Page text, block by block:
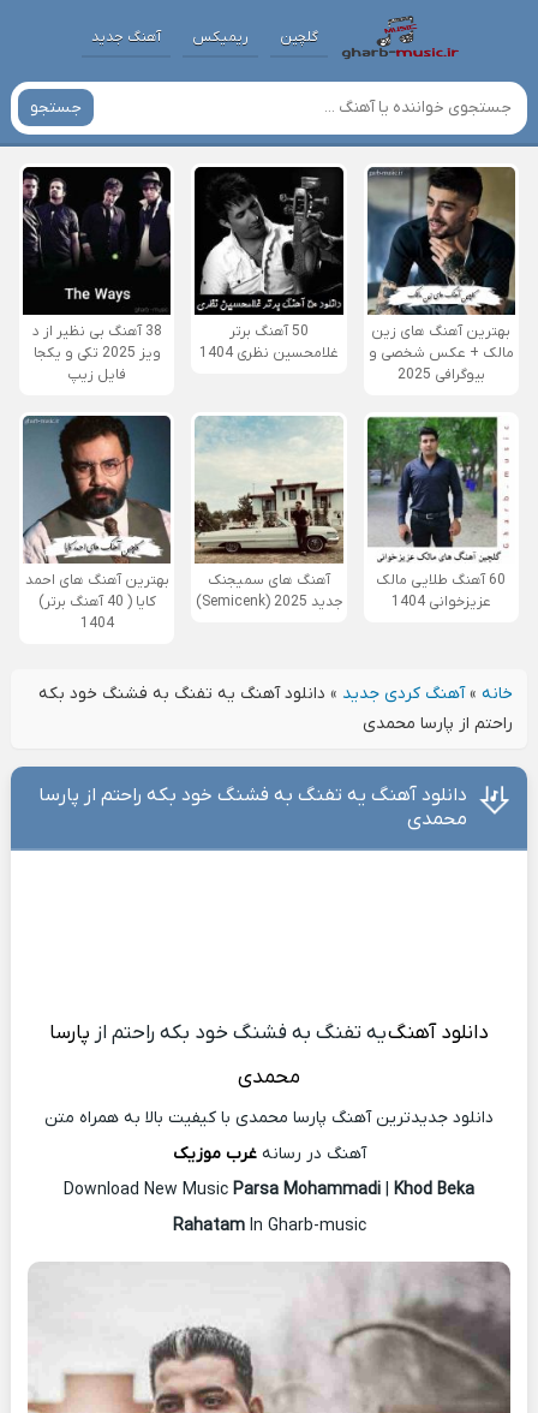
گلچین ریمیکس آهنگ جدید
جستجو
بهترین آهنگ های زین
مالک + عکس شخصی و
بیوگرافی 2025
50 آهنگ برتر
غلامحسین نظری 1404
38 آهنگ بی نظیر از د
ویز 2025 تکی و یکجا
فایل زیپ
60 آهنگ طلایی مالک
عزیزخوانی 1404
آهنگ های سمیجنک
جدید 2025 (Semicenk)
بهترین آهنگ های احمد
کایا ( 40 آهنگ برتر)
1404
خانه»آهنگ کردی جدید » دانلود آهنگ یه تفنگ به فشنگ خود بکه
راحتم از پارسا محمدی
دانلود آهنگ یه تفنگ به فشنگ خود بکه راحتم از پارسا
محمدی
دانلود آهنگیه تفنگ به فشنگ خود بکه راحتم از پارسا
محمدی
دانلود جدیدترین آهنگ پارسا محمدی با کیفیت بالا به همراه متن
آهنگ در رسانهغرب موزیک
Download New Music Parsa Mohammadi | Khod Beka
RahatamIn Gharb-music